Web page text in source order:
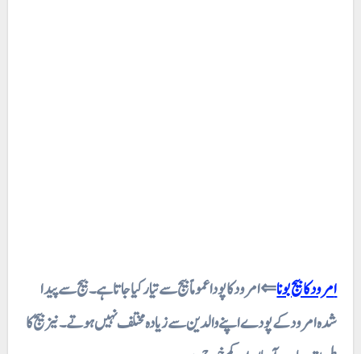
امرود کا بیج بونا⇐ امرود کا پودا عموماًبیج سے تیار کیا جاتا ہے۔ بیج سے پیدا
شدہ امرود کے پودے اپنے والدین سے زیادہ مختلف نہیں ہوتے ۔ نیز بیج کا